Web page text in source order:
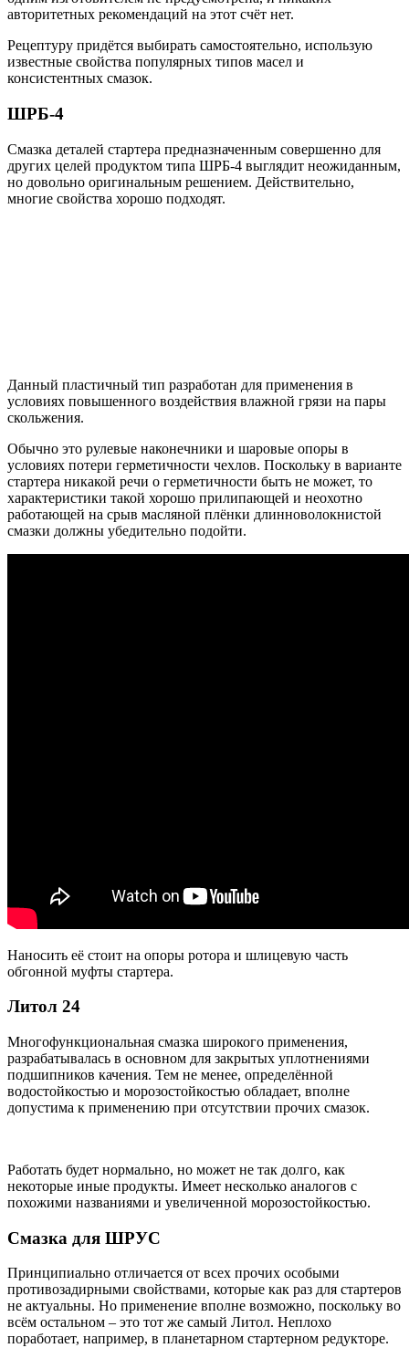
авторитетных рекомендаций на этот счёт нет.
Рецептуру придётся выбирать самостоятельно, использую
известные свойства популярных типов масел и
консистентных смазок.
ШРБ-4
Смазка деталей стартера предназначенным совершенно для
других целей продуктом типа ШРБ-4 выглядит неожиданным,
но довольно оригинальным решением. Действительно,
многие свойства хорошо подходят.
Данный пластичный тип разработан для применения в
условиях повышенного воздействия влажной грязи на пары
скольжения.
Обычно это рулевые наконечники и шаровые опоры в
условиях потери герметичности чехлов. Поскольку в варианте
стартера никакой речи о герметичности быть не может, то
характеристики такой хорошо прилипающей и неохотно
работающей на срыв масляной плёнки длинноволокнистой
смазки должны убедительно подойти.
Наносить её стоит на опоры ротора и шлицевую часть
обгонной муфты стартера.
Литол 24
Многофункциональная смазка широкого применения,
разрабатывалась в основном для закрытых уплотнениями
подшипников качения. Тем не менее, определённой
водостойкостью и морозостойкостью обладает, вполне
допустима к применению при отсутствии прочих смазок.
Работать будет нормально, но может не так долго, как
некоторые иные продукты. Имеет несколько аналогов с
похожими названиями и увеличенной морозостойкостью.
Смазка для ШРУС
Принципиально отличается от всех прочих особыми
противозадирными свойствами, которые как раз для стартеров
не актуальны. Но применение вполне возможно, поскольку во
всём остальном – это тот же самый Литол. Неплохо
поработает, например, в планетарном стартерном редукторе.